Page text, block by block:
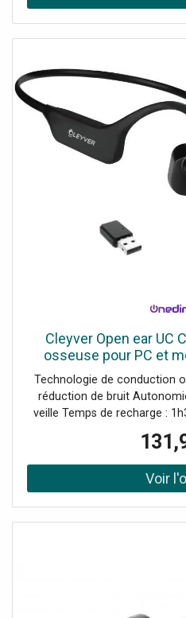
Cleyver Open ear UC
osseuse pour PC et
Multipoint et
Technologie de conduction
réduction de bruit
veille Temps de recharge :
contre la poussière et